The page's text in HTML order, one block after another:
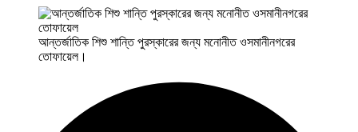
আন্তর্জাতিক শিশু শান্তি পুরস্কারের জন্য মনোনীত ওসমানীনগরের
তোফায়েল।